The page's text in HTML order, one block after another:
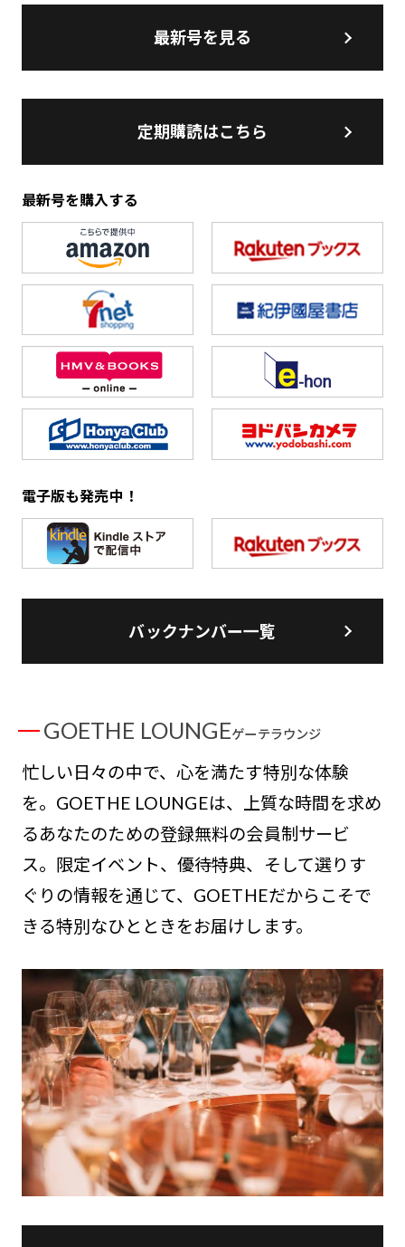
最新号を見る
定期購読はこちら
最新号を購入する
電子版も発売中！
バックナンバー一覧
GOETHE LOUNGEゲーテラウンジ
忙しい日々の中で、心を満たす特別な体験
を。GOETHE LOUNGEは、上質な時間を求め
るあなたのための登録無料の会員制サービ
ス。限定イベント、優待特典、そして選りす
ぐりの情報を通じて、GOETHEだからこそで
きる特別なひとときをお届けします。